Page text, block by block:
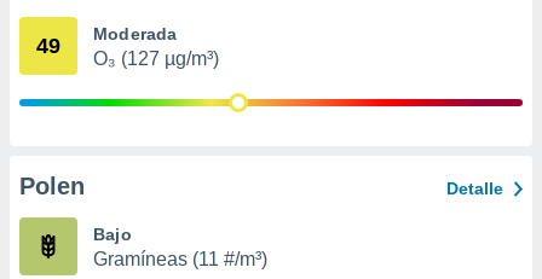
mediante
publicidad
de
49 Moderada
O₃ (127 µg/m³)
Polen Detalle
Bajo
Gramíneas (11 #/m³)